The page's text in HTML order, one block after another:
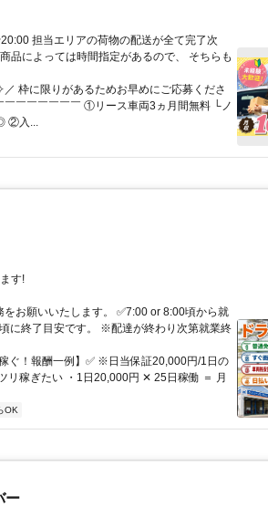
担当エリアの荷物の配送が全て完了次
品によっては時間指定があるので、 そちらも
枠に限りがあるためお早めにご応募くださ
￣￣￣￣￣￣￣ ①リース車両3ヵ月間無料 └ノ
②入...
ます!
お願いいたします。 ✅7:00 or 8:00頃から就
に終了目安です。 ※配達が終わり次第就業終
ぐ！報酬一例】✅ ※日当保証20,000円/1日の
リ稼ぎたい ・1日20,000円 ✕ 25日稼働 ＝ 月
OK
ー